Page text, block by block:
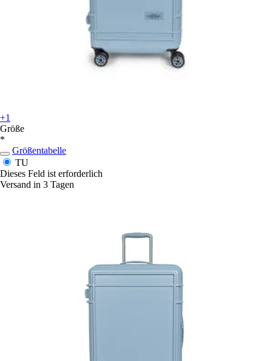
+1
Größe
*
Größentabelle
TU
Dieses Feld ist erforderlich
Versand in 3 Tagen